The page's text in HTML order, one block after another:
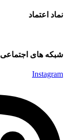
نماد اعتماد
شبکه های اجتماعی
Instagram